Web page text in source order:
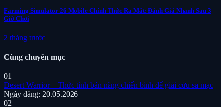
Farming Simulator 26 Mobile Chính Thức Ra Mắt: Đánh Giá Nhanh Sau 3
Giờ Chơi
2 tháng trước
Cùng chuyên mục
01
Desert Warrior – Thức tỉnh bản năng chiến binh để giải cứu sa mạc
Ngày đăng: 20.05.2026
02